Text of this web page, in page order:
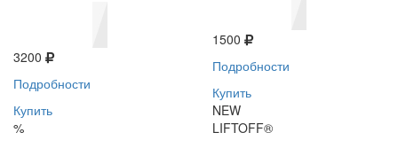
3200
Подробности
Купить
%
1500
Подробности
Купить
NEW
LIFTOFF®